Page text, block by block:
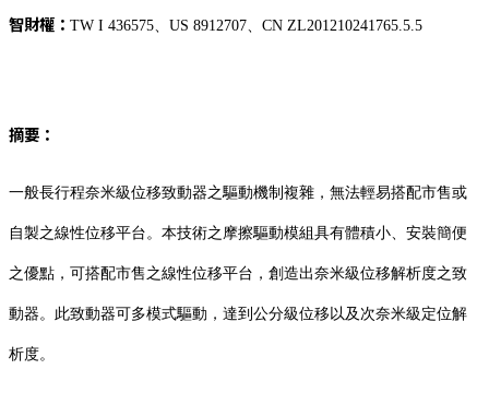
智財權： TW I 436575、US 8912707、CN ZL201210241765.5.5
摘要：
一般長行程奈米級位移致動器之驅動機制複雜，無法輕易搭配市售或
自製之線性位移平台。本技術之摩擦驅動模組具有體積小、安裝簡便
之優點，可搭配市售之線性位移平台，創造出奈米級位移解析度之致
動器。此致動器可多模式驅動，達到公分級位移以及次奈米級定位解
析度。